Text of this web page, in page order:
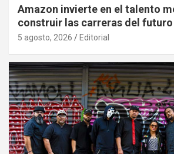
Amazon invierte en el talento
construir las carreras del futuro
5 agosto, 2026 Editorial